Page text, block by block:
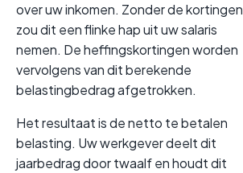
over uw inkomen. Zonder de kortingen
zou dit een flinke hap uit uw salaris
nemen. De heffingskortingen worden
vervolgens van dit berekende
belastingbedrag afgetrokken.
Het resultaat is de netto te betalen
belasting. Uw werkgever deelt dit
jaarbedrag door twaalf en houdt dit